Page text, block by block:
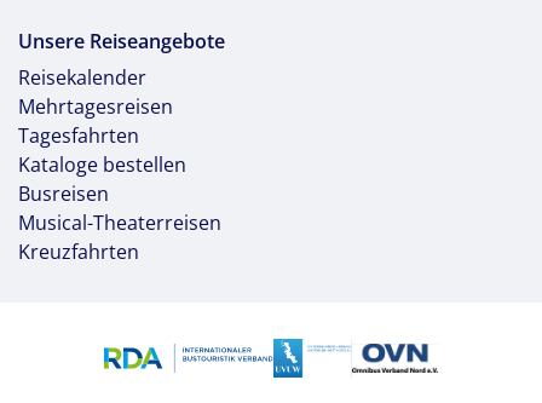
Unsere Reiseangebote
Reisekalender
Mehrtagesreisen
Tagesfahrten
Kataloge bestellen
Busreisen
Musical-Theaterreisen
Kreuzfahrten